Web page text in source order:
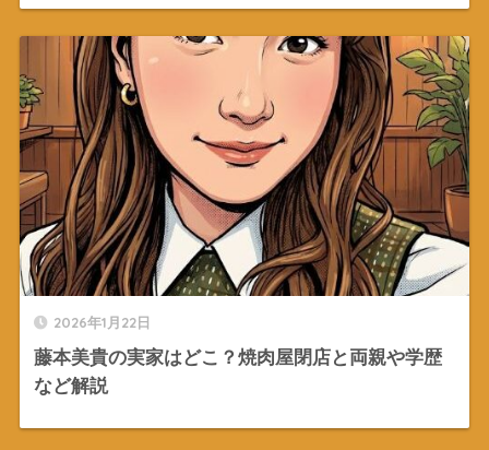
2026年1月22日
藤本美貴の実家はどこ？焼肉屋閉店と両親や学歴
など解説